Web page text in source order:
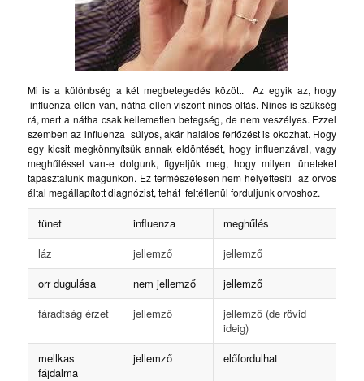
Mi is a különbség a két megbetegedés között. Az egyik az, hogy
influenza ellen van, nátha ellen viszont nincs oltás. Nincs is szükség
rá, mert a nátha csak kellemetlen betegség, de nem veszélyes. Ezzel
szemben az influenza súlyos, akár halálos fertőzést is okozhat. Hogy
egy kicsit megkönnyítsük annak eldöntését, hogy influenzával, vagy
meghűléssel van-e dolgunk, figyeljük meg, hogy milyen tüneteket
tapasztalunk magunkon. Ez természetesen nem helyettesíti az orvos
által megállapított diagnózist, tehát feltétlenül forduljunk orvoshoz.
tünet influenza
meghűlés
láz
jellemző
jellemző
orr dugulása
nem jellemző
jellemző
fáradtság érzet
jellemző
jellemző (de rövid
ideig)
mellkas
fájdalma
jellemző előfordulhat